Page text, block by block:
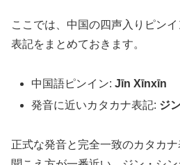
ここでは、中国の四声入りピン
表記をまとめておきます。
中国語ピンイン:Jīn Xīnxīn
発音に近いカタカナ表記: ジ
正式な発音と完全一致のカタカナ